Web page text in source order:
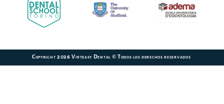
Copyright 2026 Virteasy Dental © Todos los derechos reservados